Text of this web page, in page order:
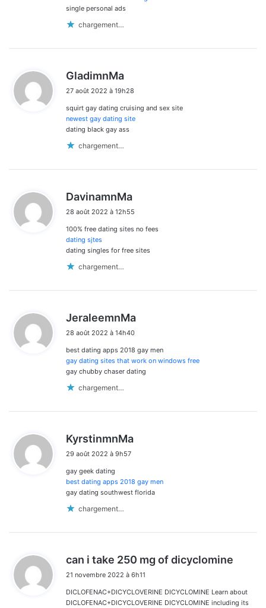
single personal ads
chargement…
GladimnMa
t
:
27 août 2022 à 19h28
squirt gay dating cruising and sex site
newest gay dating site
dating black gay ass
chargement…
DavinamnMa
t
28 août 2022 à 12h55
100% free dating sites no fees
dating sjtes
dating singles for free sites
chargement…
JeraleemnMa
:
28 août 2022 à 14h40
best dating apps 2018 gay men
gay dating sites that work on windows free
gay chubby chaser dating
chargement…
KyrstinmnMa
:
29 août 2022 à 9h57
gay geek dating
best dating apps 2018 gay men
gay dating southwest florida
chargement…
can i take 250 mg of dicyclomine
:
21 novembre 2022 à 6h11
DICLOFENAC+DICYCLOVERINE DICYCLOMINE Learn about
DICLOFENAC+DICYCLOVERINE DICYCLOMINE including its